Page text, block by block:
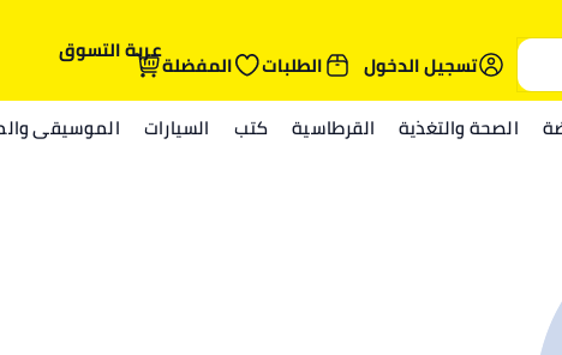
تسجيل الدخول
الطلبات المفضلةعربة التسوق
الصحة والتغذية القرطاسية كتب السيارات الموسيقى